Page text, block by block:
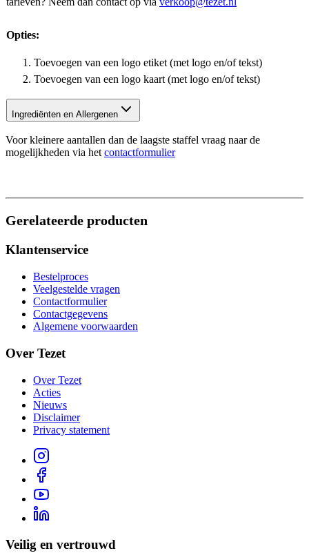
Opties:
Toevoegen van een logo etiket (met logo en/of tekst)
Toevoegen van een logo kaart (met logo en/of tekst)
Ingrediënten en Allergenen
Voor kleinere aantallen dan de laagste staffel vraag naar de
mogelijkheden via hetcontactformulier
Gerelateerde producten
Klantenservice
Bestelproces
Veelgestelde vragen
Contactformulier
Contactgegevens
Algemene voorwaarden
Over Tezet
Over Tezet
Acties
Nieuws
Disclaimer
Privacy statement
Veilig en vertrouwd